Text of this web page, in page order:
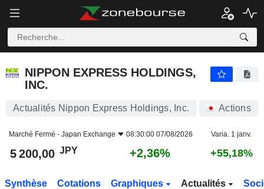
NIPPON EXPRESS HOLDINGS,
INC.
Actualités Nippon Express Holdings, Inc. Actions
Marché Fermé - Japan Exchange 08:30:00 07/08/2026 Varia. 1 janv.
5 200,00 JPY +2,36% +55,18%
Synthèse Cotations Graphiques Actualités